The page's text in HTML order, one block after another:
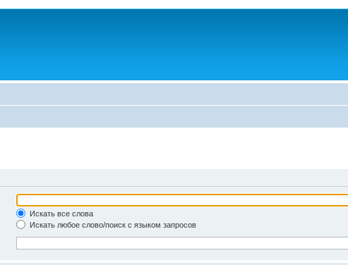
Искать все слова
Искать любое слово/поиск с языком запросов